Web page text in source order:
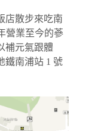
店散步來吃南
營業至今的蔘
補元氣跟體
鐵南浦站 1 號